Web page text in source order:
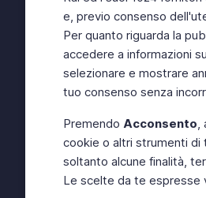
e, previo consenso
Per quanto riguarda la
accedere a informazioni
selezionare e mostrare
tuo consenso senza
Premendo Acconsento,
cookie o altri strumenti di
soltanto alcune finalità,
Le scelte da te espresse